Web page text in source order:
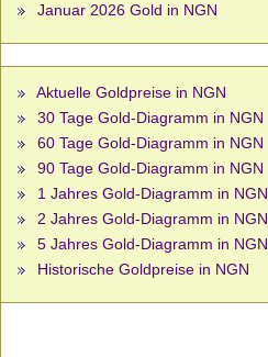
Januar 2026 Gold in NGN
Aktuelle Goldpreise in NGN
30 Tage Gold-Diagramm in NGN
60 Tage Gold-Diagramm in NGN
90 Tage Gold-Diagramm in NGN
1 Jahres Gold-Diagramm in NGN
2 Jahres Gold-Diagramm in NGN
5 Jahres Gold-Diagramm in NGN
Historische Goldpreise in NGN